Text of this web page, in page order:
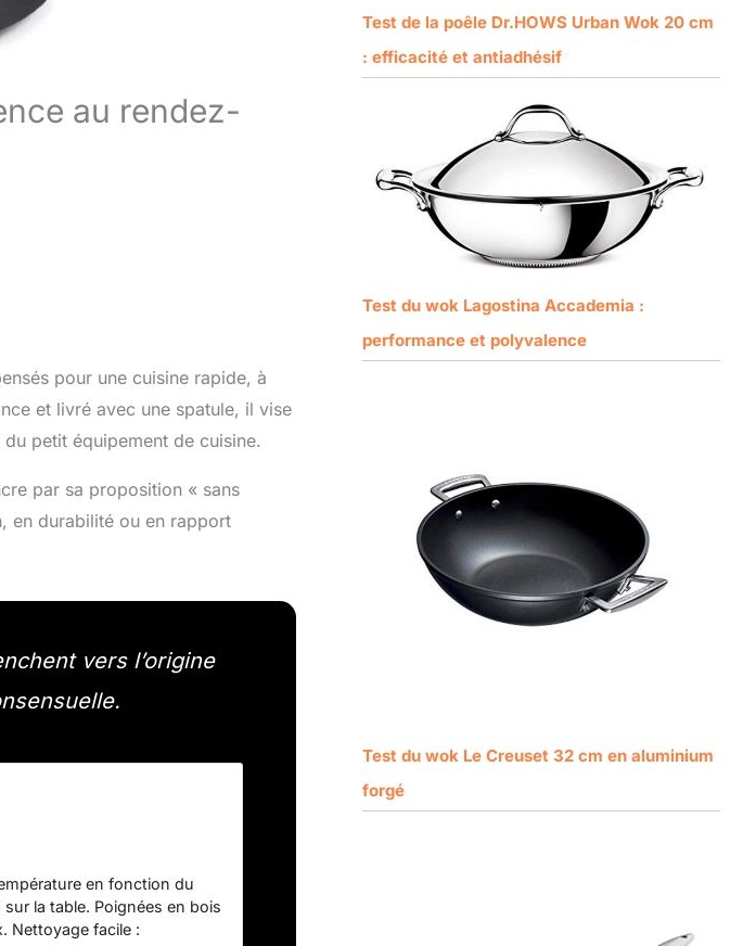
au rendez-
pour une cuisine rapide, à
et livré avec une spatule, il vise
petit équipement de cuisine.
par sa proposition « sans
en durabilité ou en rapport
vers l’origine
en fonction du
la table. Poignées en bois
Nettoyage facile :
Test de la poêle Dr.HOWS Urban Wok 20 cm
: efficacité et antiadhésif
Test du wok Lagostina Accademia :
performance et polyvalence
Test du wok Le Creuset 32 cm en aluminium
forgé